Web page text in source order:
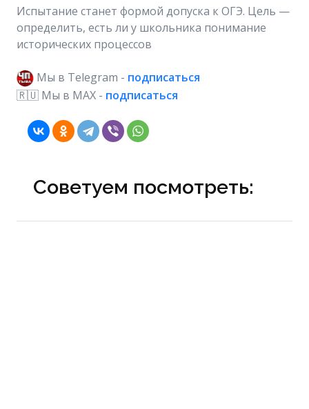
Испытание станет формой допуска к ОГЭ. Цель —
определить, есть ли у школьника понимание
исторических процессов
Мы в Telegram - подписаться
🇷🇺 Мы в МAX - подписаться
Советуем посмотреть: